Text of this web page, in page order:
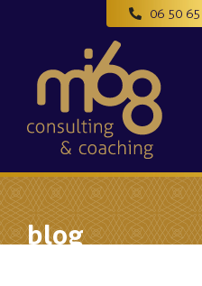
06 50
blog